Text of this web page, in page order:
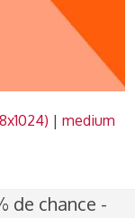
|medium
de chance -